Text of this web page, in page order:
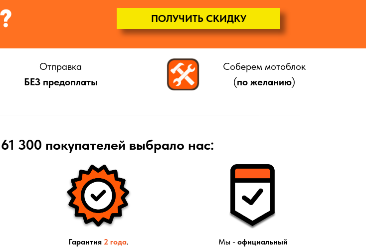
ПОЛУЧИТЬ СКИДКУ
Отправка
БЕЗ предоплаты
Соберем мотоблок
(по желанию)
300 покупателей выбрало нас:
Гарантия 2 года.
Мы - официальный